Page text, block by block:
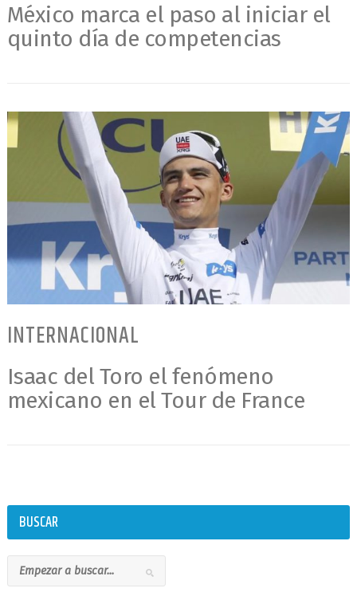
México marca el paso al iniciar el
quinto día de competencias
INTERNACIONAL
Isaac del Toro el fenómeno
mexicano en el Tour de France
BUSCAR